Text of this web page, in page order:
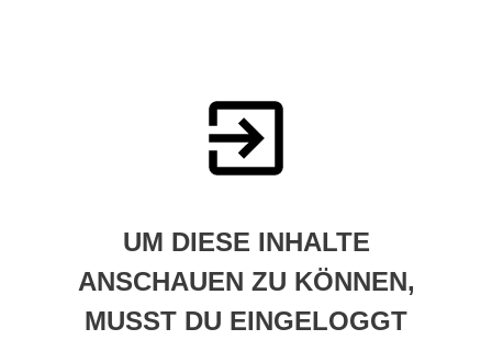
UM DIESE INHALTE
ANSCHAUEN ZU KÖNNEN,
MUSST DU EINGELOGGT